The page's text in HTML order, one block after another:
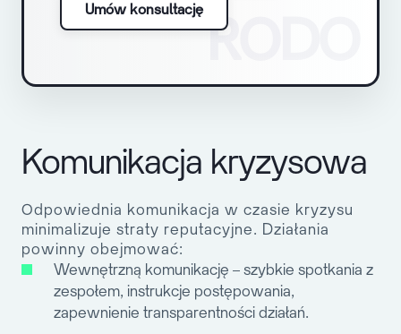
RODO
Umów konsultację
Komunikacja kryzysowa
Odpowiednia komunikacja w czasie kryzysu
minimalizuje straty reputacyjne. Działania
powinny obejmować:
Wewnętrzną komunikację – szybkie spotkania z
zespołem, instrukcje postępowania,
zapewnienie transparentności działań.